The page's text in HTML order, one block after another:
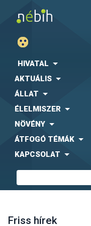
HIVATAL
AKTUÁLIS
ÁLLAT
ÉLELMISZER
NÖVÉNY
ÁTFOGÓ TÉMÁK
KAPCSOLAT
Friss hírek